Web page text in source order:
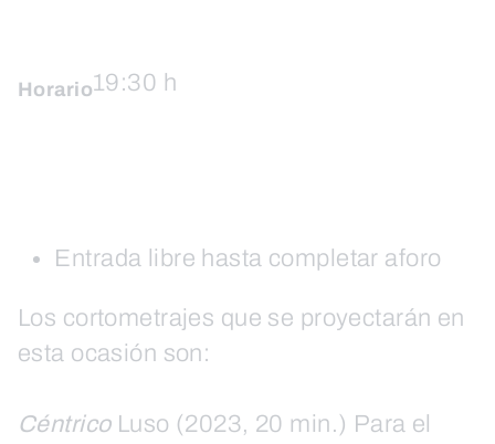
Horario19:30 h
Entrada libre hasta completar aforo
Los cortometrajes que se proyectarán en
esta ocasión son:
CéntricoLuso (2023, 20 min.) Para el